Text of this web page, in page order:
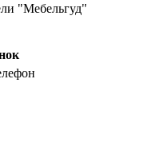
"Мебельгуд"